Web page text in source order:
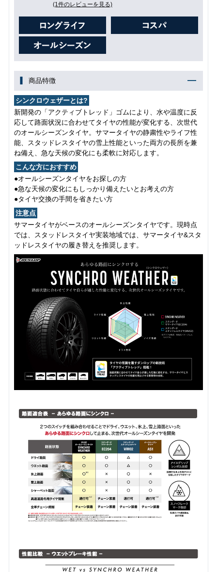
(1件のレビューを見る)
商品特徴
シンクロウェザーとは?
新開発の「アクティブトレッド」ゴムにより、水や温度に反
応して路面状況に合わせてタイヤの性能が変化する、次世代
のオールシーズンタイヤ。サマータイヤの静粛性やライフ性
能、スタッドレスタイヤの雪上性能といった両方の長所を兼
ね備え、急な天候の変化にも柔軟に対応します。
こんな方におすすめ
●オールシーズンタイヤをお探しの方
●急な天候の変化にもしっかり備えたいとお考えの方
●タイヤ交換の手間を省きたい方
注意点
サマータイヤがベースのオールシーズンタイヤです。現時点
では、スタッドレスタイヤ実装地域では、サマータイヤ&スタ
ッドレスタイヤの履き替えを推奨します。